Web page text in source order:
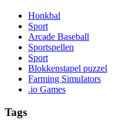
Honkbal
Sport
Arcade Baseball
Sportspellen
Sport
Blokkenstapel puzzel
Farming Simulators
.io Games
Tags